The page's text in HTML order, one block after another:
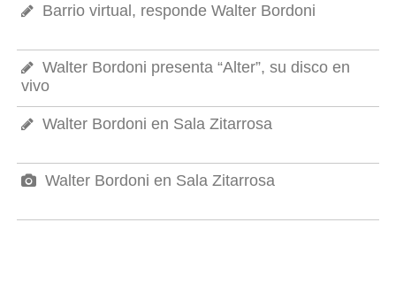
Barrio virtual, responde Walter Bordoni
Walter Bordoni presenta “Alter”, su disco en
vivo
Walter Bordoni en Sala Zitarrosa
Walter Bordoni en Sala Zitarrosa